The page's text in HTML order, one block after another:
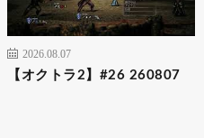
2026.08.07
【オクトラ2】#26 260807